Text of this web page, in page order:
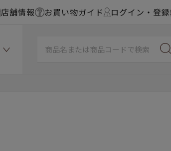
店舗情報 お買い物ガイド ログイン・登録